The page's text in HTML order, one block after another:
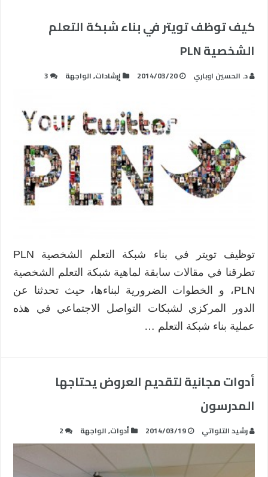
كيف توظف تويتر في بناء شبكة التعلم
الشخصية PLN
د. الحسين اوباري 2014/03/20 إرشادات,الواجهة 3
توظيف تويتر في بناء شبكة التعلم الشخصية PLN
تطرقنا في مقالات سابقة لماهية شبكة التعلم الشخصية
PLN، و الخطوات الضرورية لبناءها، حيث تحدثنا عن
الدور المركزي لشبكات التواصل الاجتماعي في هذه
عملية بناء شبكة التعلم …
أدوات مجانية لتقديم العروض يحتاجها
المدرسون
رشيد التلواتي 2014/03/19 أدوات,الواجهة 2